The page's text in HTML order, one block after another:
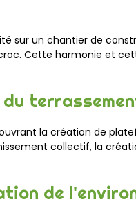
sur un chantier de
Cette harmonie et
la création de
collectif, la
de